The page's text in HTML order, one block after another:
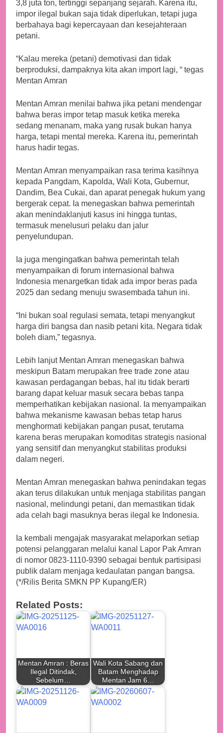
3,8 juta ton, tertinggi sepanjang sejarah. Karena itu,
impor ilegal bukan saja tidak diperlukan, tetapi juga
berbahaya bagi kepercayaan dan kesejahteraan
petani.
“Kalau mereka (petani) demotivasi dan tidak
berproduksi, dampaknya kita akan import lagi, “ tegas
Mentan Amran
Mentan Amran menilai bahwa jika petani mendengar
bahwa beras impor tetap masuk ketika mereka
sedang menanam, maka yang rusak bukan hanya
harga, tetapi mental mereka. Karena itu, pemerintah
harus hadir tegas.
Mentan Amran menyampaikan rasa terima kasihnya
kepada Pangdam, Kapolda, Wali Kota, Gubernur,
Dandim, Bea Cukai, dan aparat penegak hukum yang
bergerak cepat. Ia menegaskan bahwa pemerintah
akan menindaklanjuti kasus ini hingga tuntas,
termasuk menelusuri pelaku dan jalur
penyelundupan.
Ia juga mengingatkan bahwa pemerintah telah
menyampaikan di forum internasional bahwa
Indonesia menargetkan tidak ada impor beras pada
2025 dan sedang menuju swasembada tahun ini.
“Ini bukan soal regulasi semata, tetapi menyangkut
harga diri bangsa dan nasib petani kita. Negara tidak
boleh diam,” tegasnya.
Lebih lanjut Mentan Amran menegaskan bahwa
meskipun Batam merupakan free trade zone atau
kawasan perdagangan bebas, hal itu tidak berarti
barang dapat keluar masuk secara bebas tanpa
memperhatikan kebijakan nasional. Ia menyampaikan
bahwa mekanisme kawasan bebas tetap harus
menghormati kebijakan pangan pusat, terutama
karena beras merupakan komoditas strategis nasional
yang sensitif dan menyangkut stabilitas produksi
dalam negeri.
Mentan Amran menegaskan bahwa penindakan tegas
akan terus dilakukan untuk menjaga stabilitas pangan
nasional, melindungi petani, dan memastikan tidak
ada celah bagi masuknya beras ilegal ke Indonesia.
Ia kembali mengajak masyarakat melaporkan setiap
potensi pelanggaran melalui kanal Lapor Pak Amran
di nomor 0823-1110-9390 sebagai bentuk partisipasi
publik dalam menjaga kedaulatan pangan bangsa.
(*/Rilis Berita SMKN PP Kupang/ER)
Related Posts:
Mentan Amran : Beras
Ilegal Ditindak,
Sebelum…
Wali Kota Sabang dan
Batam Menghadap
Mentan Jam 6…